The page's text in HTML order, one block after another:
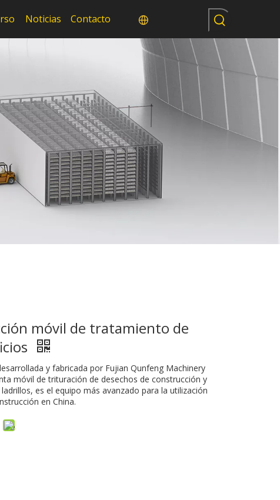
Noticias Contacto
móvil de tratamiento de
y fabricada por Fujian Qunfeng Machinery
móvil de trituración de desechos de construcción y
es el equipo más avanzado para la utilización
en China.